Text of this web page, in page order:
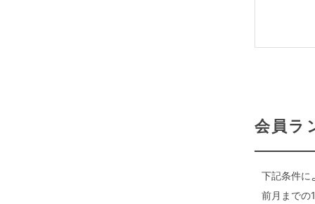
会員ラ
下記条件に
前月までの